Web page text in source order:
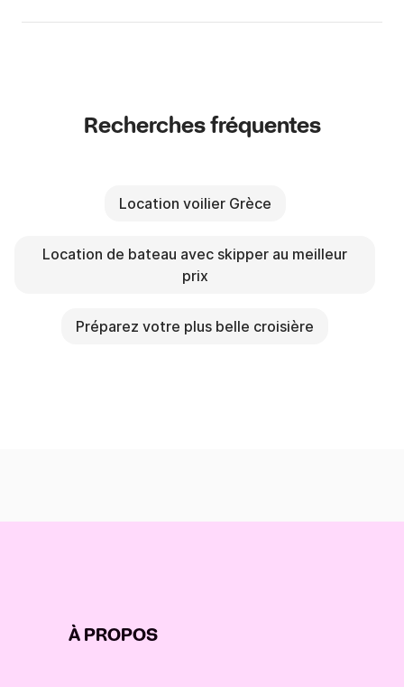
Recherches fréquentes
Location voilier Grèce
Location de bateau avec skipper au meilleur
prix
Préparez votre plus belle croisière
À PROPOS